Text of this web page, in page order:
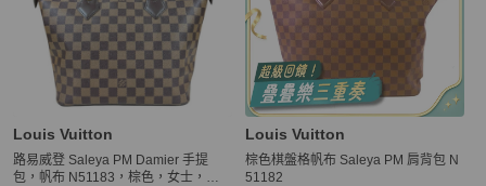
Louis Vuitton
路易威登 Saleya PM Damier 手提
包，帆布 N51183，棕色，女士，路
Louis Vuitton
棕色棋盤格帆布 Saleya PM 肩背包 N
51182